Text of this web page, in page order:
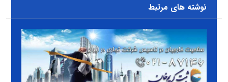
نوشته های مرتبط